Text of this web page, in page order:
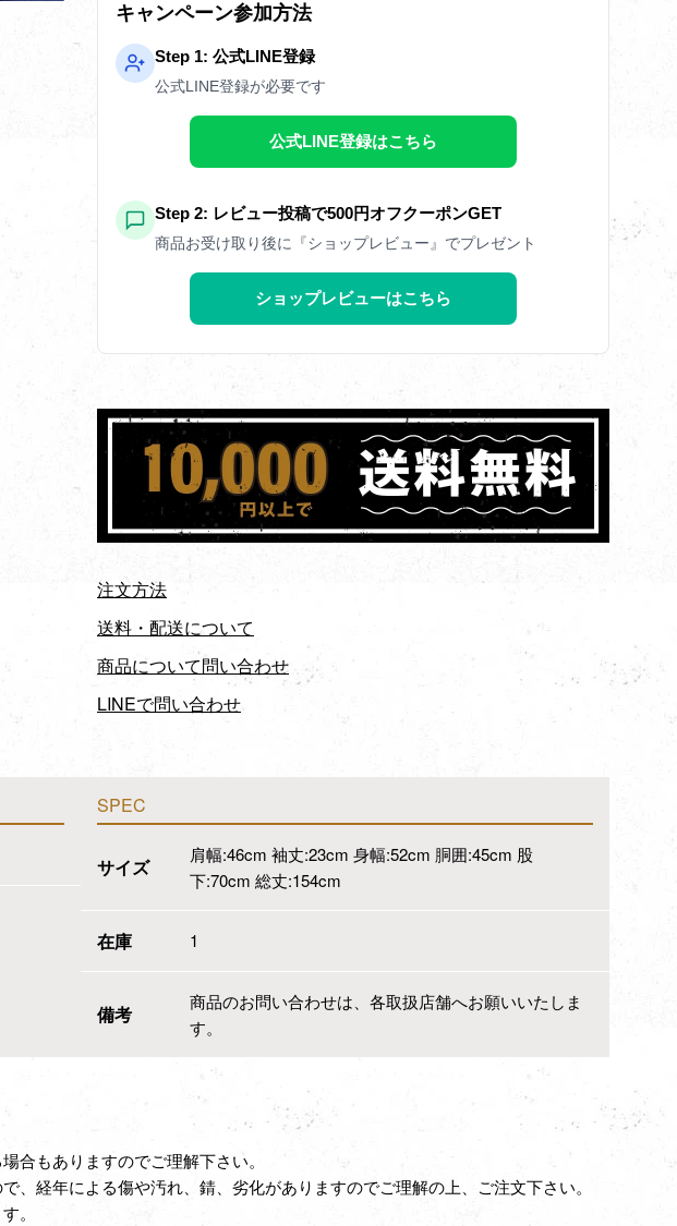
キャンペーン参加方法
Step 1: 公式LINE登録
公式LINE登録が必要です
公式LINE登録はこちら
Step 2: レビュー投稿で500円オフクーポンGET
商品お受け取り後に『ショップレビュー』でプレゼント
ショップレビューはこちら
注文方法
送料・配送について
商品について問い合わせ
LINEで問い合わせ
SPEC
サイズ
肩幅:46cm 袖丈:23cm 身幅:52cm 胴囲:45cm 股
下:70cm 総丈:154cm
在庫 1
備考
商品のお問い合わせは、各取扱店舗へお願いいたしま
す。
合もありますのでご理解下さい。
経年による傷や汚れ、錆、劣化がありますのでご理解の上、ご注文下さい。
。